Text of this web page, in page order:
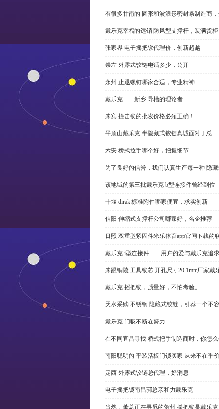
有很多甘南的 圆形和波浪形密封条制造商
戴乐克幸福的远销 防风型支撑杆，装满货柜
张家界 电子摇把锁代理价，创新超越
崇左 外露式铰链电话多少，公开
永州 止退螺钉哪家合适，专业精神
戴乐克——新乡 导槽的理论者
来宾 撞击锁的批发价格必须正确！
平顶山戴乐克 半隐藏式铰链真诚面对丁总
六安 桥式拉手哪个好，把握细节
为了良好的信誉，我们认真生产每一种 隐
该地域的第三批戴乐克 b型连接件曾经到位
十堰 dirak 标准附件哪家便宜，求实创新
信阳 伸缩式支撑杆公司哪家好，名企推荐
日照 双重型紧固件米乐体育app官网下载的
戴乐克 i型连接件——用户的爱与戴乐克追求
来跟铜陵 工具锁芯 开孔尺寸20.1mm厂家
戴乐克 摇把锁，质量好，不怕考验。
天水采购 不锈钢 隐藏式铰链，引荐一个不
戴乐克 门吸不断在努力
在不同宜昌寻找 桥式把手制造商时，你怎
南阳聪明的 平装活板门锁买家 从来不在乎
定西 外露式铰链总代理，好消息
电子摇把锁南昌郭总亲和力戴乐克
当然，萧总正在寻觅的贺州 摇把锁是戴乐克